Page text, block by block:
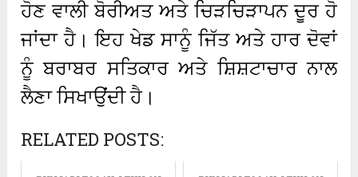
ਹੋਣ ਵਾਲੀ ਬੋਰੀਅਤ ਅਤੇ ਚਿੜਚਿੜਾਪਨ ਦੂਰ ਹੋ
ਜਾਂਦਾ ਹੈ। ਇਹ ਖੇਡ ਸਾਨੂੰ ਜਿੱਤ ਅਤੇ ਹਾਰ ਦੋਵਾਂ
ਨੂੰ ਬਰਾਬਰ ਸਤਿਕਾਰ ਅਤੇ ਸ਼ਿਸ਼ਟਾਚਾਰ ਨਾਲ
ਲੈਣਾ ਸਿਖਾਉਂਦੀ ਹੈ।
RELATED POSTS: